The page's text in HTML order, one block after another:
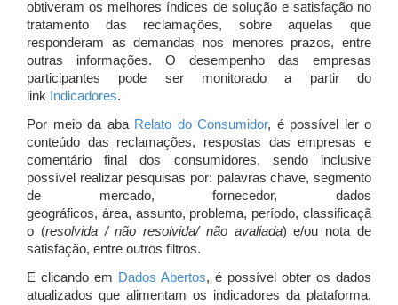
obtiveram os melhores índices de solução e satisfação no
tratamento das reclamações, sobre aquelas que
responderam as demandas nos menores prazos, entre
outras informações. O desempenho das empresas
participantes pode ser monitorado a partir do
link Indicadores.
Por meio da aba Relato do Consumidor, é possível ler o
conteúdo das reclamações, respostas das empresas e
comentário final dos consumidores, sendo inclusive
possível realizar pesquisas por: palavras chave, segmento
de mercado, fornecedor, dados
geográficos, área, assunto, problema, período, classificaçã
o (resolvida / não resolvida/ não avaliada) e/ou nota de
satisfação, entre outros filtros.
E clicando em Dados Abertos, é possível obter os dados
atualizados que alimentam os indicadores da plataforma,